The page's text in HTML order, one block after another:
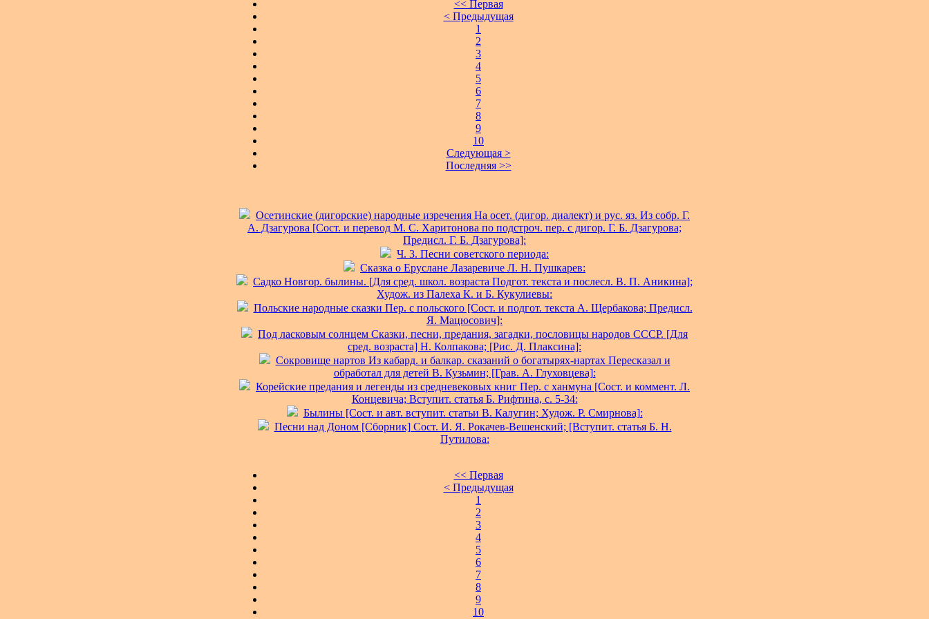
<< Первая
< Предыдущая
1
2
3
4
5
6
7
8
9
10
Следующая >
Последняя >>
Осетинские (дигорские) народные изречения На осет. (дигор. диалект) и рус. яз. Из собр. Г.
А. Дзагурова [Сост. и перевод М. С. Харитонова по подстроч. пер. с дигор. Г. Б. Дзагурова;
Предисл. Г. Б. Дзагурова]:
Ч. 3. Песни советского периода:
Сказка о Еруслане Лазаревиче Л. Н. Пушкарев:
Садко Новгор. былины. [Для сред. школ. возраста Подгот. текста и послесл. В. П. Аникина];
Худож. из Палеха К. и Б. Кукулиевы:
Польские народные сказки Пер. с польского [Сост. и подгот. текста А. Щербакова; Предисл.
Я. Мацюсович]:
Под ласковым солнцем Сказки, песни, предания, загадки, пословицы народов СССР. [Для
сред. возраста] Н. Колпакова; [Рис. Д. Плаксина]:
Сокровище нартов Из кабард. и балкар. сказаний о богатырях-нартах Пересказал и
обработал для детей В. Кузьмин; [Грав. А. Глуховцева]:
Корейские предания и легенды из средневековых книг Пер. с ханмуна [Сост. и коммент. Л.
Концевича; Вступит. статья Б. Рифтина, с. 5-34:
Былины [Сост. и авт. вступит. статьи В. Калугин; Худож. Р. Смирнова]:
Песни над Доном [Сборник] Сост. И. Я. Рокачев-Вешенский; [Вступит. статья Б. Н.
Путилова:
<< Первая
< Предыдущая
1
2
3
4
5
6
7
8
9
10